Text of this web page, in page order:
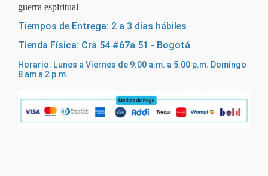
guerra espiritual
Tiempos de Entrega: 2 a 3 días hábiles
Tienda Física: Cra 54 #67a 51 - Bogotá
Horario: Lunes a Viernes de 9:00 a.m. a 5:00 p.m. Domingo
8 am a 2 p.m.